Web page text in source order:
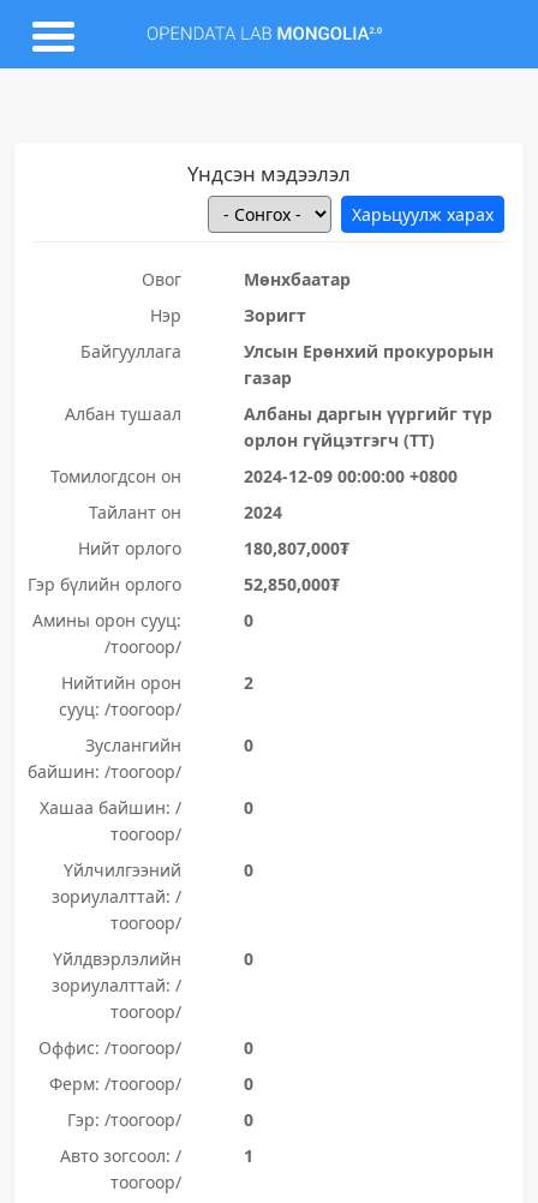
Үндсэн мэдээлэл
Овог
Мөнхбаатар
Нэр
Зоригт
Байгууллага
Улсын Ерөнхий прокурорын
газар
Албан тушаал
Албаны даргын үүргийг түр
орлон гүйцэтгэгч (ТТ)
Томилогдсон он
2024-12-09 00:00:00 +0800
Тайлант он
2024
Нийт орлого
180,807,000₮
Гэр бүлийн орлого
52,850,000₮
Амины орон сууц:
/тоогоор/
0
Нийтийн орон
сууц: /тоогоор/
2
Зуслангийн
байшин: /тоогоор/
0
Хашаа байшин: /
тоогоор/
0
Үйлчилгээний
зориулалттай: /
тоогоор/
0
Үйлдвэрлэлийн
зориулалттай: /
тоогоор/
0
Оффис: /тоогоор/
0
Ферм: /тоогоор/
0
Гэр: /тоогоор/
0
Авто зогсоол: /
тоогоор/
1